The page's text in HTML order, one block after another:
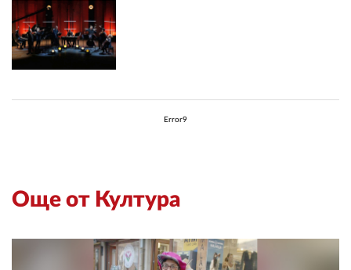
Error9
Още от Култура